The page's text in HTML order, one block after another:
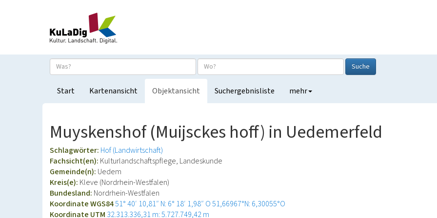
Suche
Start Kartenansicht Objektansicht Suchergebnisliste mehr
Muyskenshof (Muijsckes hoff) in Uedemerfeld
Schlagwörter: Hof (Landwirtschaft)
Fachsicht(en): Kulturlandschaftspflege, Landeskunde
Gemeinde(n): Uedem
Kreis(e): Kleve (Nordrhein-Westfalen)
Bundesland: Nordrhein-Westfalen
Koordinate WGS8451° 40′ 10,81″ N: 6° 18′ 1,98″ O51,66967°N: 6,30055°O
Koordinate UTM 32.313.336,31 m: 5.727.749,42 m